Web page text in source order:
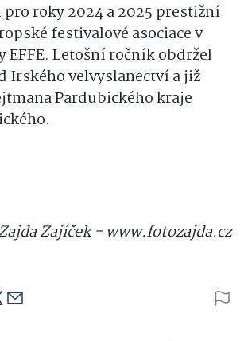
roky 2024 a 2025 prestižní
festivalové asociace v
EFFE. Letošní ročník obdržel
Irského velvyslanectví a již
Pardubického kraje
Zajíček - www.fotozajda.cz